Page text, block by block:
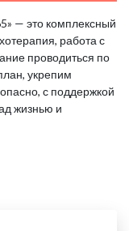
— это комплексный
работа с
проводиться по
укрепим
с поддержкой
жизнью и